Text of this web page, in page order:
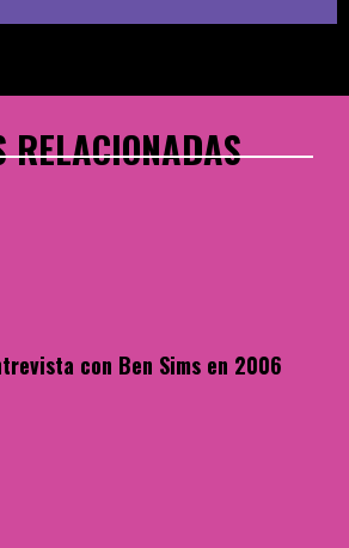
RELACIONADAS
con Ben Sims en 2006